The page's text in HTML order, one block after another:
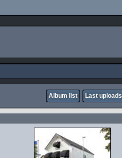
Album list Last uploads